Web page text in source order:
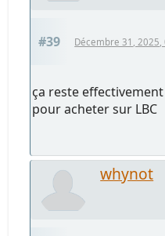
#39 Décembre 31, 2025,
ça reste
pour acheter sur LBC
whynot